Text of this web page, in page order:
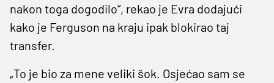
nakon toga dogodilo“, rekao je Evra dodajući
kako je Ferguson na kraju ipak blokirao taj
transfer.
„To je bio za mene veliki šok. Osjećao sam se